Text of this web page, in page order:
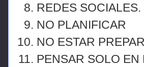
REDES
NO PLANIFICAR
NO ESTAR
PENSAR SOLO